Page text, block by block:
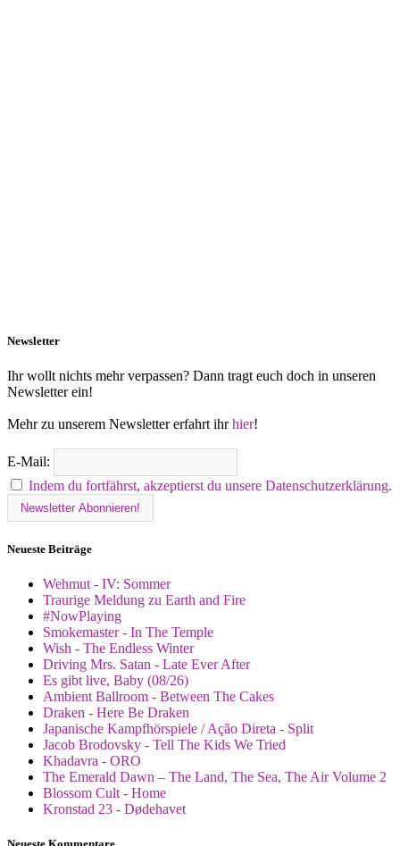
Newsletter
Ihr wollt nichts mehr verpassen? Dann tragt euch doch in unseren
Newsletter ein!
Mehr zu unserem Newsletter erfahrt ihrhier!
E-Mail:
Indem du fortfährst, akzeptierst du unsere Datenschutzerklärung.
Neueste Beiträge
Wehmut - IV: Sommer
Traurige Meldung zu Earth and Fire
#NowPlaying
Smokemaster - In The Temple
Wish - The Endless Winter
Driving Mrs. Satan - Late Ever After
Es gibt live, Baby (08/26)
Ambient Ballroom - Between The Cakes
Draken - Here Be Draken
Japanische Kampfhörspiele / Ação Direta - Split
Jacob Brodovsky - Tell The Kids We Tried
Khadavra - ORO
The Emerald Dawn – The Land, The Sea, The Air Volume 2
Blossom Cult - Home
Kronstad 23 - Dødehavet